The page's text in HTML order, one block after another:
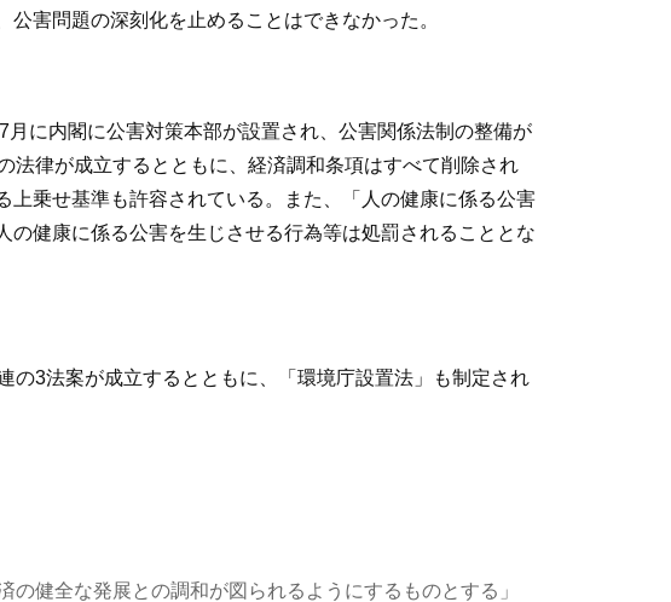
害問題の深刻化を止めることはできなかった。
に内閣に公害対策本部が設置され、公害関係法制の整備が
法律が成立するとともに、経済調和条項はすべて削除され
上乗せ基準も許容されている。また、「人の健康に係る公害
健康に係る公害を生じさせる行為等は処罰されることとな
の3法案が成立するとともに、「環境庁設置法」も制定され
健全な発展との調和が図られるようにするものとする」